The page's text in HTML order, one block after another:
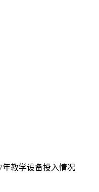
年教学设备投入情况